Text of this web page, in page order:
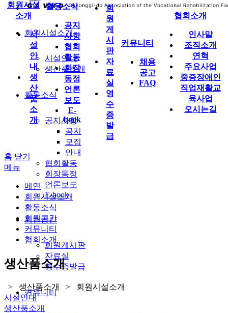
회원시설소개
시설안내
생산품소개
활동소식
공지사항
공지
모집
안내
협회활동
회장동정
언론보도
E-book
회원공간
회원게시판
자료실
영수증발급
커뮤니티
회원시설
소개
시
설
안
내
생
산
품
소
개
활동소식
공지
사항
협회
활동
회장
동정
언론
보도
E-
book
회
원
게
시
판
자
료
실
영
수
증
발
급
커뮤니티
채용
공고
FAQ
협회소개
인사말
조직소개
연혁
주요사업
중증장애인
직업재활교
육사업
오시는길
홈 닫기
메뉴
메인
회원시설소개
활동소식
회원공간
커뮤니티
협회소개
생산품소개
> 생산품소개 > 회원시설소개
시설안내
생산품소개